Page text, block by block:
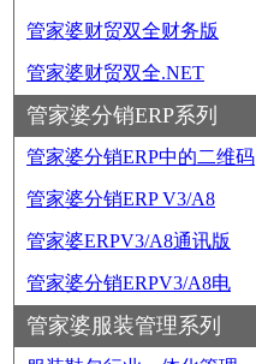
管家婆财贸双全财务版
管家婆财贸双全.NET
管家婆分销ERP系列
管家婆分销ERP中的二维码
管家婆分销ERP V3/A8
管家婆ERPV3/A8通讯版
管家婆分销ERPV3/A8电
管家婆服装管理系列